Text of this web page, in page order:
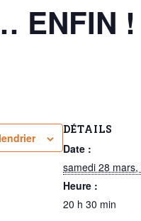
ENFIN !
DÉTAILS
Date :
samedi 28 mars,
Heure :
20 h 30 min